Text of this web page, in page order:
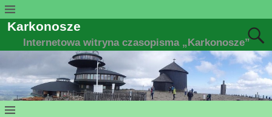
Karkonosze
Internetowa witryna czasopisma „Karkonosze”